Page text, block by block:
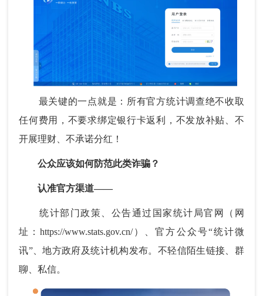
最关键的一点就是：所有官方统计调查绝不收取
任何费用，不要求绑定银行卡返利，不发放补贴、不
开展理财、不承诺分红！
公众应该如何防范此类诈骗？
认准官方渠道——
统计部门政策、公告通过国家统计局官网（网
址：https://www.stats.gov.cn/）、官方公众号“统计微
讯”、地方政府及统计机构发布。不轻信陌生链接、群
聊、私信。